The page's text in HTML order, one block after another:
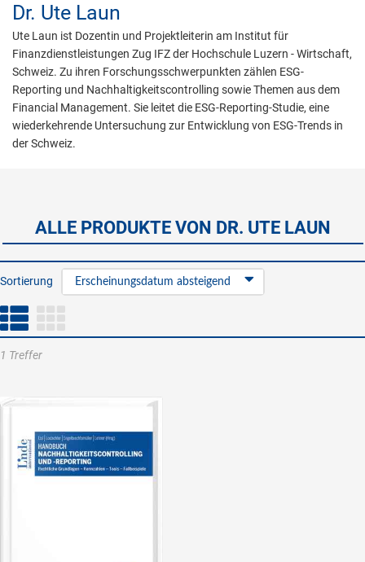
Dr. Ute Laun
Ute Laun ist Dozentin und Projektleiterin am Institut für
Finanzdienstleistungen Zug IFZ der Hochschule Luzern - Wirtschaft,
Schweiz. Zu ihren Forschungsschwerpunkten zählen ESG-
Reporting und Nachhaltigkeitscontrolling sowie Themen aus dem
Financial Management. Sie leitet die ESG-Reporting-Studie, eine
wiederkehrende Untersuchung zur Entwicklung von ESG-Trends in
der Schweiz.
ALLE PRODUKTE VON DR. UTE LAUN
Sortierung Erscheinungsdatum absteigend
1 Treffer